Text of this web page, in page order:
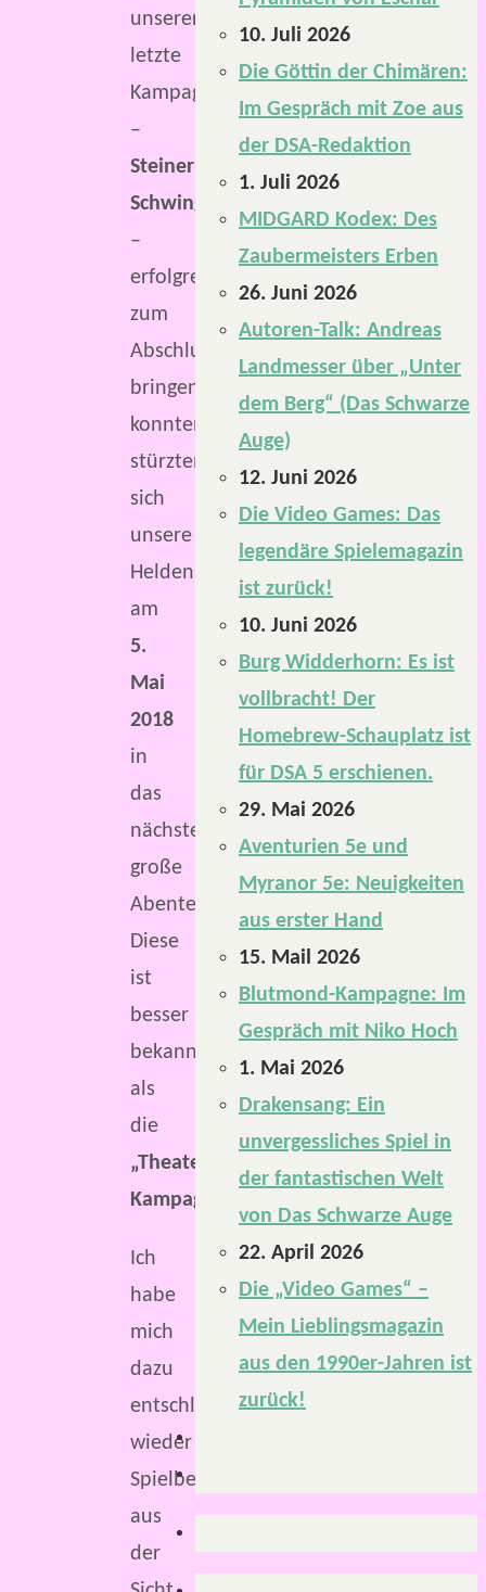
unserer
letzte
Kampagne
–
Steinerne
Schwingen
–
erfolgreich
zum
Abschluss
bringen
konnten,
stürzten
sich
unsere
Helden
am
5.
Mai
2018
in
das
nächste
große
Abenteuer.
Diese
ist
besser
bekannt
als
die
„Theaterritter-
Kampagne“
Ich
habe
mich
dazu
entschlossen,
wieder
Spielberichte
aus
der
10. Juli 2026
Die Göttin der Chimären:
Im Gespräch mit Zoe aus
der DSA-Redaktion
1. Juli 2026
MIDGARD Kodex: Des
Zaubermeisters Erben
26. Juni 2026
Autoren-Talk: Andreas
Landmesser über „Unter
dem Berg“ (Das Schwarze
Auge)
12. Juni 2026
Die Video Games: Das
legendäre Spielemagazin
ist zurück!
10. Juni 2026
Burg Widderhorn: Es ist
vollbracht! Der
Homebrew-Schauplatz ist
für DSA 5 erschienen.
29. Mai 2026
Aventurien 5e und
Myranor 5e: Neuigkeiten
aus erster Hand
15. Mail 2026
Blutmond-Kampagne: Im
Gespräch mit Niko Hoch
1. Mai 2026
Drakensang: Ein
unvergessliches Spiel in
der fantastischen Welt
von Das Schwarze Auge
22. April 2026
Die „Video Games“ –
Mein Lieblingsmagazin
aus den 1990er-Jahren ist
zurück!